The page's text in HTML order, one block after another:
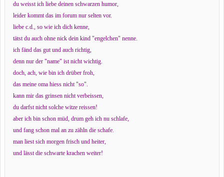
du weisst ich liebe deinen schwarzen humor,
leider kommt das im forum nur selten vor.
liebe c.d., so wie ich dich kenne,
tätst du auch ohne nick dein kind "engelchen" nenne.
ich fänd das gut und auch richtig,
denn nur der "name" ist nicht wichtig.
doch, ach, wie bin ich drüber froh,
das meine oma hiess nicht "so".
kann mir das grinsen nicht verbeissen,
du darfst nicht solche witze reissen!
aber ich bin schon müd, drum geh ich nu schlafe,
und fang schon mal an zu zähln die schafe.
man liest sich morgen frisch und heiter,
und lässt die schwarte krachen weiter!